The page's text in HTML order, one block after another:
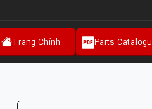
Trang Chính Parts